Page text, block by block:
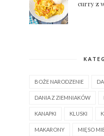
curry z
BOŻE NARODZENIE
DANIA Z ZIEMNIAKÓW
KANAPKI KLUSKI
MAKARONY MIĘSO